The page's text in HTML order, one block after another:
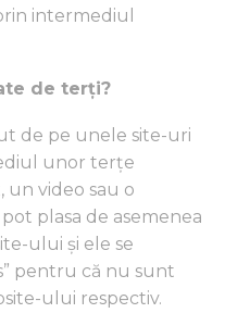
intermediul
de terți?
de pe unele site-uri
unor terțe
un video sau o
plasa de asemenea
ului și ele se
pentru că nu sunt
ului respectiv.